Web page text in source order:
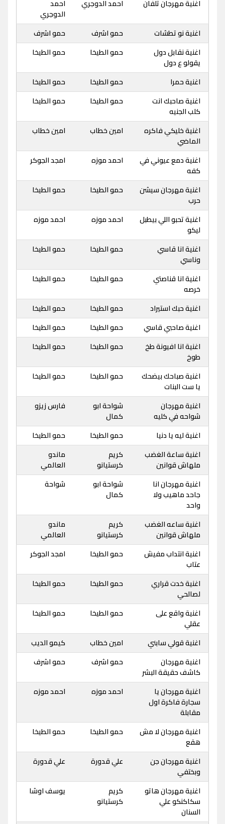
اغنية مهرجان تلفان احمد الدوجري
احمد
الدوجري
اغنية نو تطشات
حمو اشرف
حمو اشرف
اغنية نقابل دول
يقولو ع دول
حمو الطيخا حمو الطيخا
اغنية حمرا حمو الطيخا
حمو الطيخا
اغنية صاحبك انت
كلب الجنيه
حمو الطيخا حمو الطيخا
اغنية خليكي فاكره
الماضي
امين خطاب امين خطاب
اغنية دمع عيوني في
كفه
احمد موزه امجد الجوكر
اغنية مهرجان سيشن
حرب
حمو الطيخا حمو الطيخا
اغنية تحبو اللي بيطبل
ليكو
احمد موزه احمد موزه
اغنية انا قاسي
وناسي
حمو الطيخا حمو الطيخا
اغنية انا قناصتي
خرصه
حمو الطيخا حمو الطيخا
اغنية حبك استيراد حمو الطيخا
حمو الطيخا
اغنية صاحبي قاسي
حمو الطيخا
حمو الطيخا
اغنية انا افيونة طخ
طوخ
حمو الطيخا حمو الطيخا
اغنية صباحك بيضحك
يا ست البنات
حمو الطيخا حمو الطيخا
اغنية مهرجان
شواحه في كليه
شواحة ابو
كمال
فارس زيزو
اغنية ليه يا دنيا حمو الطيخا
حمو الطيخا
اغنية ساعة الغضب
ملهاش قوانين
كريم
كرستيانو
ماندو
العالمي
اغنية مهرجان انا
جاحد ماهيب ولا
واحد
شواحة ابو
كمال
شواحة
اغنية ساعه الغضب
ملهاش قوانين
كريم
كرستيانو
ماندو
العالمي
اغنية انتداب مفيش
عتاب
حمو الطيخا امجد الجوكر
اغنية خدت قراري
لصالحي
حمو الطيخا حمو الطيخا
اغنية واقع على
عقلي
حمو الطيخا حمو الطيخا
اغنية قولي سابني امين خطاب
كيمو الديب
اغنية مهرجان
كاشف حقيقة البشر
حمو اشرف حمو اشرف
اغنية مهرجان يا
سجارة فاكرة اول
مقابلة
احمد موزه احمد موزه
اغنية مهرجان لا مش
هقع
حمو الطيخا حمو الطيخا
اغنية مهرجان جن
وبختفي
علي قدورة علي قدورة
اغنية مهرجان هاتو
سكاكنكو علي
السنان
كريم
كرستيانو
يوسف اوشا